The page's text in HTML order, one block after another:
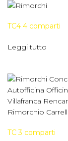
TC4 4 comparti
Leggi tutto
TC 3 comparti